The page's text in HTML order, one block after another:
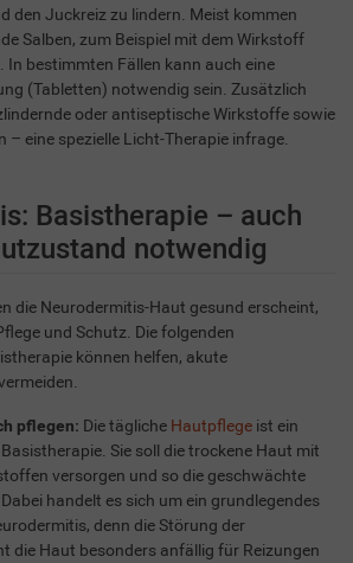
den Juckreiz zu lindern. Meist kommen
Salben, zum Beispiel mit dem Wirkstoff
In bestimmten Fällen kann auch eine
(Tabletten) notwendig sein. Zusätzlich
oder antiseptische Wirkstoffe sowie
– eine spezielle Licht-Therapie infrage.
Basistherapie – auch
notwendig
die Neurodermitis-Haut gesund erscheint,
und Schutz. Die folgenden
können helfen, akute
pflegen: Die tägliche Hautpflege ist ein
Sie soll die trockene Haut mit
versorgen und so die geschwächte
handelt es sich um ein grundlegendes
denn die Störung der
die Haut besonders anfällig für Reizungen